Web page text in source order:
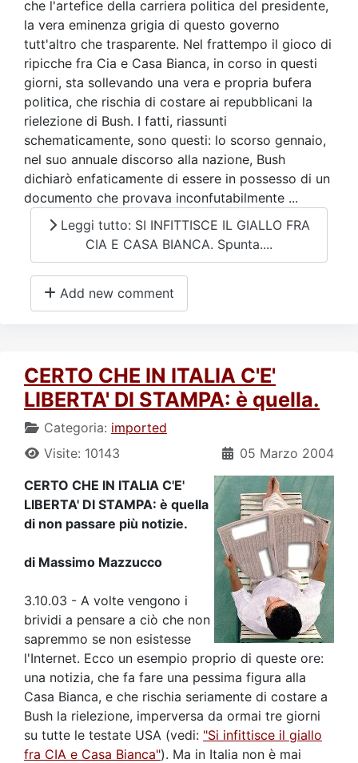
che l'artefice della carriera politica del presidente,
la vera eminenza grigia di questo governo
tutt'altro che trasparente. Nel frattempo il gioco di
ripicche fra Cia e Casa Bianca, in corso in questi
giorni, sta sollevando una vera e propria bufera
politica, che rischia di costare ai repubblicani la
rielezione di Bush. I fatti, riassunti
schematicamente, sono questi: lo scorso gennaio,
nel suo annuale discorso alla nazione, Bush
dichiarò enfaticamente di essere in possesso di un
documento che provava inconfutabilmente ...
Leggi tutto: SI INFITTISCE IL GIALLO FRA
CIA E CASA BIANCA. Spunta....
Add new comment
CERTO CHE IN ITALIA C'E'
LIBERTA' DI STAMPA: è quella.
Categoria: imported
05 Marzo 2004
Visite: 10143
CERTO CHE IN ITALIA C'E'
LIBERTA' DI STAMPA: è quella
di non passare più notizie.
di Massimo Mazzucco
3.10.03 - A volte vengono i
brividi a pensare a ciò che non
sapremmo se non esistesse
l'Internet. Ecco un esempio proprio di queste ore:
una notizia, che fa fare una pessima figura alla
Casa Bianca, e che rischia seriamente di costare a
Bush la rielezione, imperversa da ormai tre giorni
su tutte le testate USA (vedi: "Si infittisce il giallo
fra CIA e Casa Bianca"). Ma in Italia non è mai